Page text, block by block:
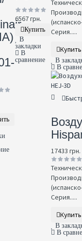
6567 грн.
Купить
В
закладки
В
сравнение
Серия.....
Купить
В
В
17433 грн.
Серия.....
Купить
В
В